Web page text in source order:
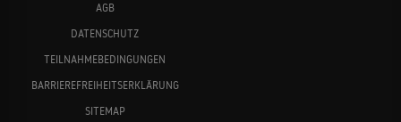
AGB
DATENSCHUTZ
TEILNAHMEBEDINGUNGEN
BARRIEREFREIHEITSERKLÄRUNG
SITEMAP